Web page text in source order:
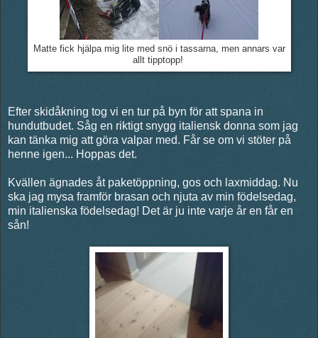
Matte fick hjälpa mig lite med snö i tassarna, men annars var
allt tipptopp!
Efter skidåkning tog vi en tur på byn för att spana in
hundutbudet. Såg en riktigt snygg italiensk donna som jag
kan tänka mig att göra valpar med. Får se om vi stöter på
henne igen... Hoppas det.
Kvällen ägnades åt paketöppning, gos och laxmiddag. Nu
ska jag mysa framför brasan och njuta av min födelsedag,
min italienska födelsedag! Det är ju inte varje år en får en
sån!